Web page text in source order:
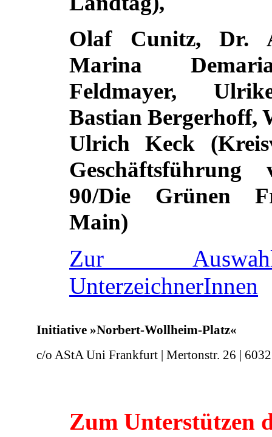
Olaf Cunitz, Dr.
Marina
Feldmayer,
Bastian Bergerhoff,
Ulrich Keck
90/Die Grünen
Main)
Zur
UnterzeichnerInnen
Initiative »Norbert-Wollheim-Platz«
c/o AStA Uni Frankfurt | Mertonstr. 26 |
Zum Unterstützen